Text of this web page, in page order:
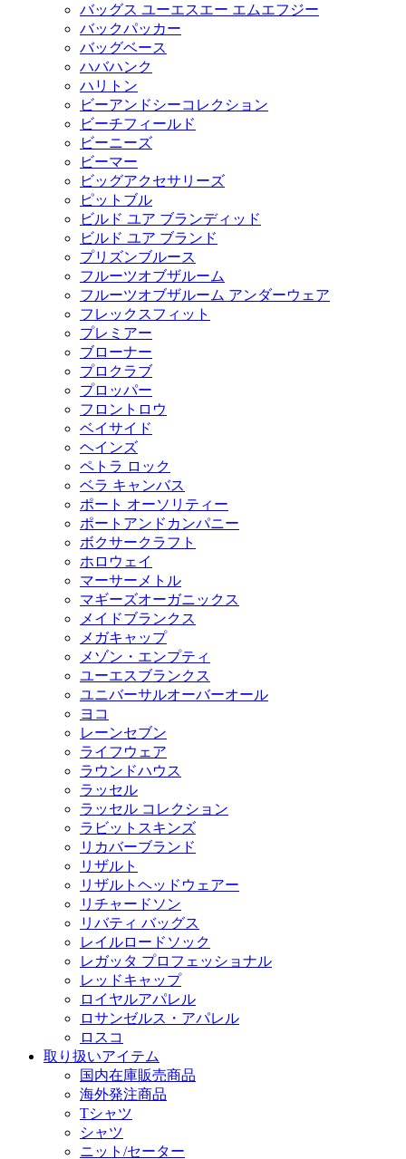
バッグス ユーエスエー エムエフジー
バックパッカー
バッグベース
ハバハンク
ハリトン
ビーアンドシーコレクション
ビーチフィールド
ビーニーズ
ビーマー
ビッグアクセサリーズ
ピットブル
ビルド ユア ブランディッド
ビルド ユア ブランド
プリズンブルース
フルーツオブザルーム
フルーツオブザルーム アンダーウェア
フレックスフィット
プレミアー
ブローナー
プロクラブ
プロッパー
フロントロウ
ベイサイド
ヘインズ
ペトラ ロック
ベラ キャンバス
ポート オーソリティー
ポートアンドカンパニー
ボクサークラフト
ホロウェイ
マーサーメトル
マギーズオーガニックス
メイドブランクス
メガキャップ
メゾン・エンプティ
ユーエスブランクス
ユニバーサルオーバーオール
ヨコ
レーンセブン
ライフウェア
ラウンドハウス
ラッセル
ラッセル コレクション
ラビットスキンズ
リカバーブランド
リザルト
リザルトヘッドウェアー
リチャードソン
リバティ バッグス
レイルロードソック
レガッタ プロフェッショナル
レッドキャップ
ロイヤルアパレル
ロサンゼルス・アパレル
ロスコ
取り扱いアイテム
国内在庫販売商品
海外発注商品
Tシャツ
シャツ
ニット/セーター